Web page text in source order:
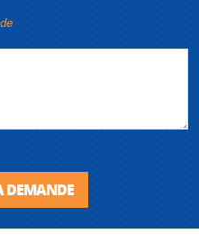
DEMANDE